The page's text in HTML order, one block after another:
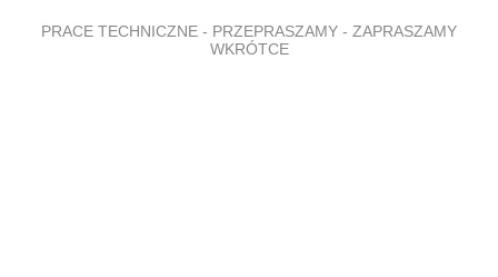
PRACE TECHNICZNE - PRZEPRASZAMY - ZAPRASZAMY
WKRÓTCE